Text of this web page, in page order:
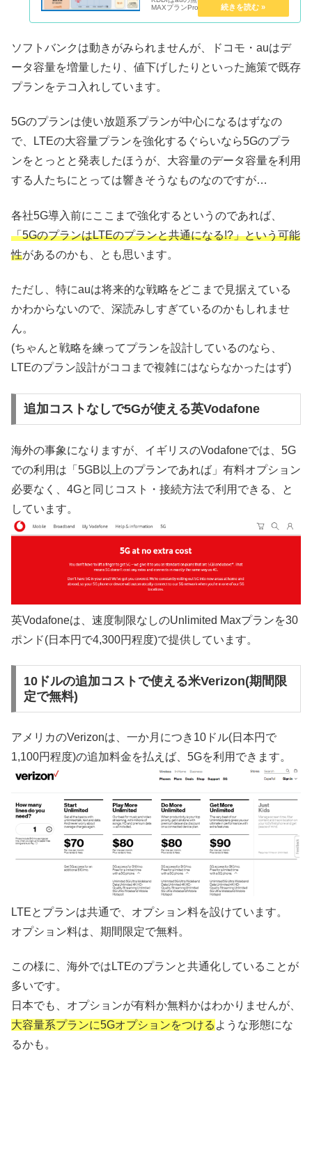
MAXプランPro」の1500円値下げを発表し
ました。 ※スマートフォンでの通信が無制
限。ただし、テザリングやデータシェア・
ソフトバンクは動きがみられませんが、ドコモ・auはデ
ータ容量を増量したり、値下げしたりといった施策で既存
プランをテコ入れしています。
5Gのプランは使い放題系プランが中心になるはずなの
で、LTEの大容量プランを強化するぐらいなら5Gのプラ
ンをとっとと発表したほうが、大容量のデータ容量を利用
する人たちにとっては響きそうなものなのですが…
各社5G導入前にここまで強化するというのであれば、
「5GのプランはLTEのプランと共通になる!?」という可能
性があるのかも、とも思います。
ただし、特にauは将来的な戦略をどこまで見据えている
かわからないので、深読みしすぎているのかもしれませ
ん。
(ちゃんと戦略を練ってプランを設計しているのなら、
LTEのプラン設計がココまで複雑にはならなかったはず)
追加コストなしで5Gが使える英Vodafone
海外の事象になりますが、イギリスのVodafoneでは、5G
での利用は「5GB以上のプランであれば」有料オプション
必要なく、4Gと同じコスト・接続方法で利用できる、と
しています。
英Vodafoneは、速度制限なしのUnlimited Maxプランを30
ポンド(日本円で4,300円程度)で提供しています。
10ドルの追加コストで使える米Verizon(期間限
定で無料)
アメリカのVerizonは、一か月につき10ドル(日本円で
1,100円程度)の追加料金を払えば、5Gを利用できます。
LTEとプランは共通で、オプション料を設けています。
オプション料は、期間限定で無料。
この様に、海外ではLTEのプランと共通化していることが
多いです。
日本でも、オプションが有料か無料かはわかりませんが、
大容量系プランに5Gオプションをつける ような形態にな
るかも。